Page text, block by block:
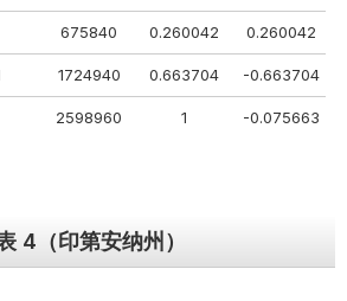
675840 0.260042 0.260042
1724940 0.663704 -0.663704
2598960 1 -0.075663
4（印第安纳州）